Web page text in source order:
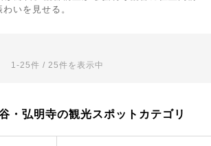
いを見せる。
1-25件 / 25件を表示中
・弘明寺の観光スポットカテゴリ